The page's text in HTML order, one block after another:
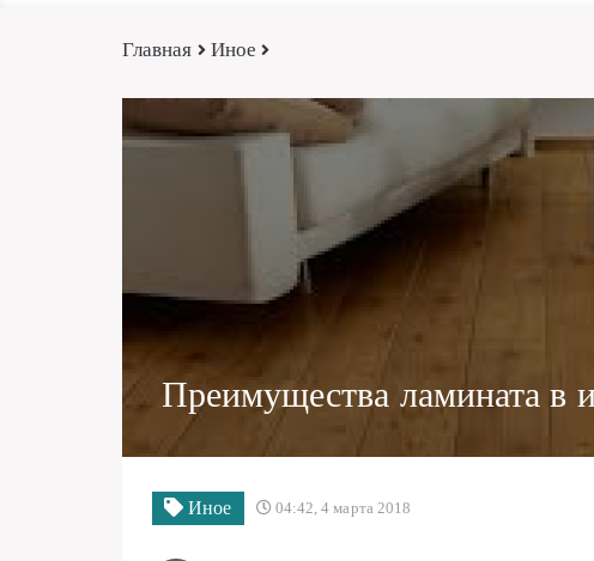
Главная Иное
Преимущества ламината в
Иное 04:42, 4 марта 2018